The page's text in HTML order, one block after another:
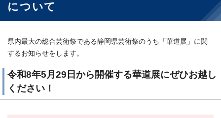
について
県内最大の総合芸術祭である静岡県芸術祭のうち「華道展」に関
するお知らせをします。
令和8年5月29日から開催する華道展にぜひお越し
ください！